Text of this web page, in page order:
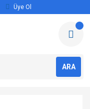
Üye Ol
ARA